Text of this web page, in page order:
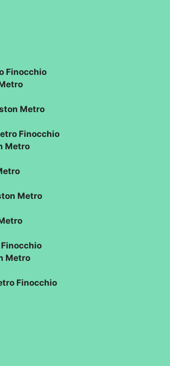
Finocchio
Metro
Finocchio
Metro
Metro
Metro
Finocchio